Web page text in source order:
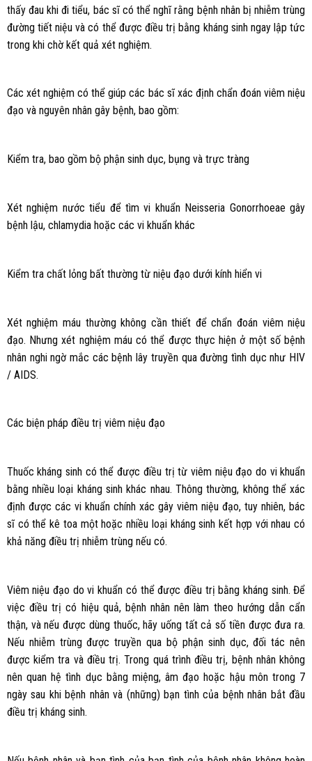
thấy đau khi đi tiểu, bác sĩ có thể nghĩ rằng bệnh nhân bị nhiễm trùng
đường tiết niệu và có thể được điều trị bằng kháng sinh ngay lập tức
trong khi chờ kết quả xét nghiệm.
Các xét nghiệm có thể giúp các bác sĩ xác định chẩn đoán viêm niệu
đạo và nguyên nhân gây bệnh, bao gồm:
Kiểm tra, bao gồm bộ phận sinh dục, bụng và trực tràng
Xét nghiệm nước tiểu để tìm vi khuẩn Neisseria Gonorrhoeae gây
bệnh lậu, chlamydia hoặc các vi khuẩn khác
Kiểm tra chất lỏng bất thường từ niệu đạo dưới kính hiển vi
Xét nghiệm máu thường không cần thiết để chẩn đoán viêm niệu
đạo. Nhưng xét nghiệm máu có thể được thực hiện ở một số bệnh
nhân nghi ngờ mắc các bệnh lây truyền qua đường tình dục như HIV
/ AIDS.
Các biện pháp điều trị viêm niệu đạo
Thuốc kháng sinh có thể được điều trị từ viêm niệu đạo do vi khuẩn
bằng nhiều loại kháng sinh khác nhau. Thông thường, không thể xác
định được các vi khuẩn chính xác gây viêm niệu đạo, tuy nhiên, bác
sĩ có thể kê toa một hoặc nhiều loại kháng sinh kết hợp với nhau có
khả năng điều trị nhiễm trùng nếu có.
Viêm niệu đạo do vi khuẩn có thể được điều trị bằng kháng sinh. Để
việc điều trị có hiệu quả, bệnh nhân nên làm theo hướng dẫn cẩn
thận, và nếu được dùng thuốc, hãy uống tất cả số tiền được đưa ra.
Nếu nhiễm trùng được truyền qua bộ phận sinh dục, đối tác nên
được kiểm tra và điều trị. Trong quá trình điều trị, bệnh nhân không
nên quan hệ tình dục bằng miệng, âm đạo hoặc hậu môn trong 7
ngày sau khi bệnh nhân và (những) bạn tình của bệnh nhân bắt đầu
điều trị kháng sinh.